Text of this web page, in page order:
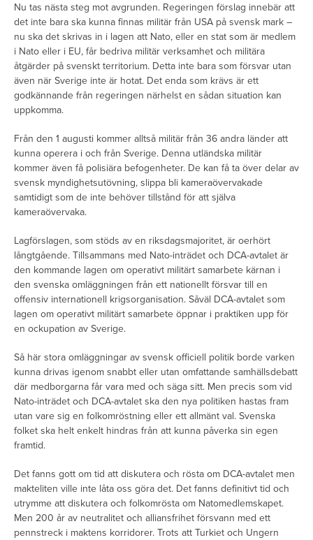
Nu tas nästa steg mot avgrunden. Regeringen förslag innebär att
det inte bara ska kunna finnas militär från USA på svensk mark –
nu ska det skrivas in i lagen att Nato, eller en stat som är medlem
i Nato eller i EU, får bedriva militär verksamhet och militära
åtgärder på svenskt territorium. Detta inte bara som försvar utan
även när Sverige inte är hotat. Det enda som krävs är ett
godkännande från regeringen närhelst en sådan situation kan
uppkomma.
Från den 1 augusti kommer alltså militär från 36 andra länder att
kunna operera i och från Sverige. Denna utländska militär
kommer även få polisiära befogenheter. De kan få ta över delar av
svensk myndighetsutövning, slippa bli kameraövervakade
samtidigt som de inte behöver tillstånd för att själva
kameraövervaka.
Lagförslagen, som stöds av en riksdagsmajoritet, är oerhört
långtgående. Tillsammans med Nato-inträdet och DCA-avtalet är
den kommande lagen om operativt militärt samarbete kärnan i
den svenska omläggningen från ett nationellt försvar till en
offensiv internationell krigsorganisation. Såväl DCA-avtalet som
lagen om operativt militärt samarbete öppnar i praktiken upp för
en ockupation av Sverige.
Så här stora omläggningar av svensk officiell politik borde varken
kunna drivas igenom snabbt eller utan omfattande samhällsdebatt
där medborgarna får vara med och säga sitt. Men precis som vid
Nato-inträdet och DCA-avtalet ska den nya politiken hastas fram
utan vare sig en folkomröstning eller ett allmänt val. Svenska
folket ska helt enkelt hindras från att kunna påverka sin egen
framtid.
Det fanns gott om tid att diskutera och rösta om DCA-avtalet men
makteliten ville inte låta oss göra det. Det fanns definitivt tid och
utrymme att diskutera och folkomrösta om Natomedlemskapet.
Men 200 år av neutralitet och alliansfrihet försvann med ett
pennstreck i maktens korridorer. Trots att Turkiet och Ungern